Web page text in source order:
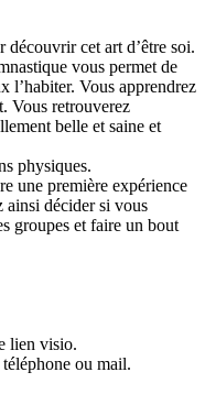
découvrir cet art d’être soi.
vous permet de
l’habiter. Vous apprendrez
Vous retrouverez
belle et saine et
physiques.
une première expérience
ainsi décider si vous
groupes et faire un bout
lien visio.
ou mail.